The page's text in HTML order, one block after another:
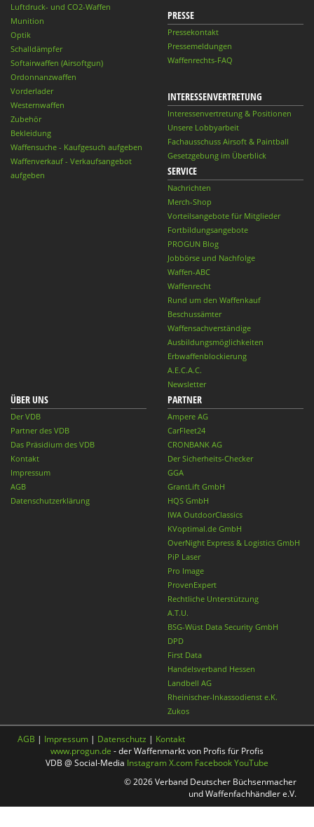
Luftdruck- und CO2-Waffen
Munition
Optik
Schalldämpfer
Softairwaffen (Airsoftgun)
Ordonnanzwaffen
Vorderlader
Westernwaffen
Zubehör
Bekleidung
Waffensuche - Kaufgesuch aufgeben
Waffenverkauf - Verkaufsangebot
aufgeben
PRESSE
Pressekontakt
Pressemeldungen
Waffenrechts-FAQ
INTERESSENVERTRETUNG
Interessenvertretung & Positionen
Unsere Lobbyarbeit
Fachausschuss Airsoft & Paintball
Gesetzgebung im Überblick
SERVICE
Nachrichten
Merch-Shop
Vorteilsangebote für Mitglieder
Fortbildungsangebote
PROGUN Blog
Jobbörse und Nachfolge
Waffen-ABC
Waffenrecht
Rund um den Waffenkauf
Beschussämter
Waffensachverständige
Ausbildungsmöglichkeiten
Erbwaffenblockierung
A.E.C.A.C.
Newsletter
ÜBER UNS
Der VDB
Partner des VDB
Das Präsidium des VDB
Kontakt
Impressum
AGB
Datenschutzerklärung
PARTNER
Ampere AG
CarFleet24
CRONBANK AG
Der Sicherheits-Checker
GGA
GrantLift GmbH
HQS GmbH
IWA OutdoorClassics
KVoptimal.de GmbH
OverNight Express & Logistics GmbH
PiP Laser
Pro Image
ProvenExpert
Rechtliche Unterstützung
A.T.U.
BSG-Wüst Data Security GmbH
DPD
First Data
Handelsverband Hessen
Landbell AG
Rheinischer-Inkassodienst e.K.
Zukos
AGB | Impressum | Datenschutz | Kontakt
www.progun.de - der Waffenmarkt von Profis für Profis
VDB @ Social-Media InstagramX.com FacebookYouTube
© 2026 Verband Deutscher Büchsenmacher
und Waffenfachhändler e.V.